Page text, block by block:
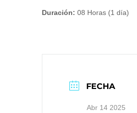
Duración: 08 Horas (1 día)
FECHA
Abr 14 2025